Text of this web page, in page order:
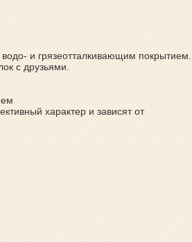
и грязеотталкивающим покрытием.
с друзьями.
характер и зависят от